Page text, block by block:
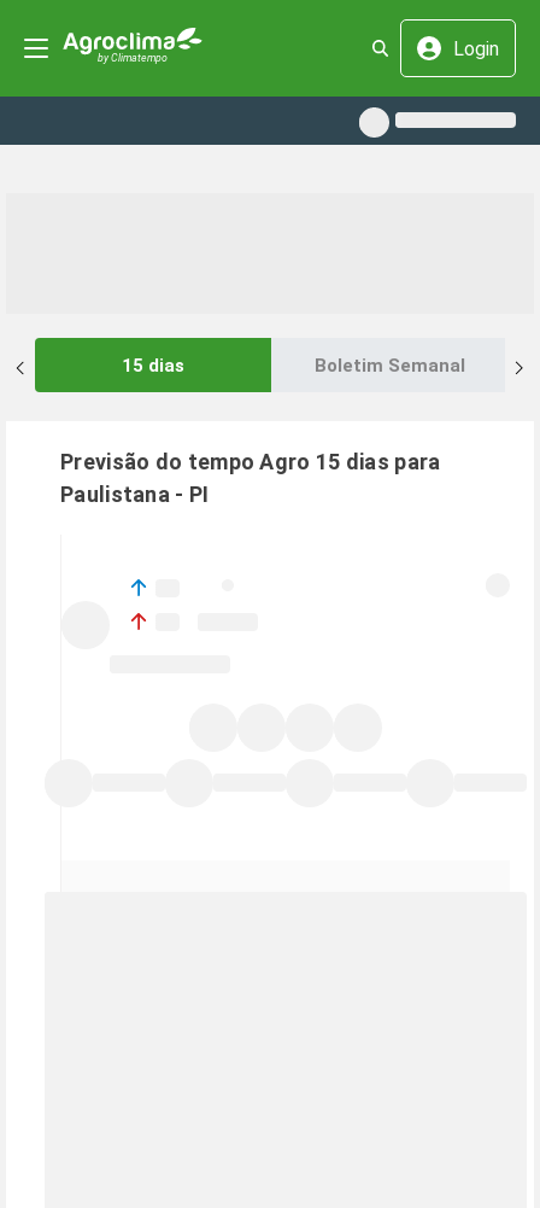
Login
15 dias Boletim Semanal
Previsão do tempo Agro 15 dias para
Paulistana - PI